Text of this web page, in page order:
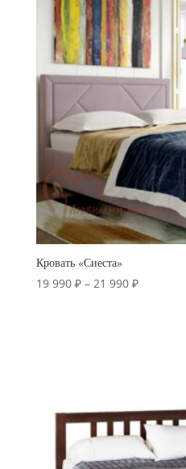
26
590 ₽
Кровать «Сиеста»
19 990 ₽ – 21 990 ₽Диапазон